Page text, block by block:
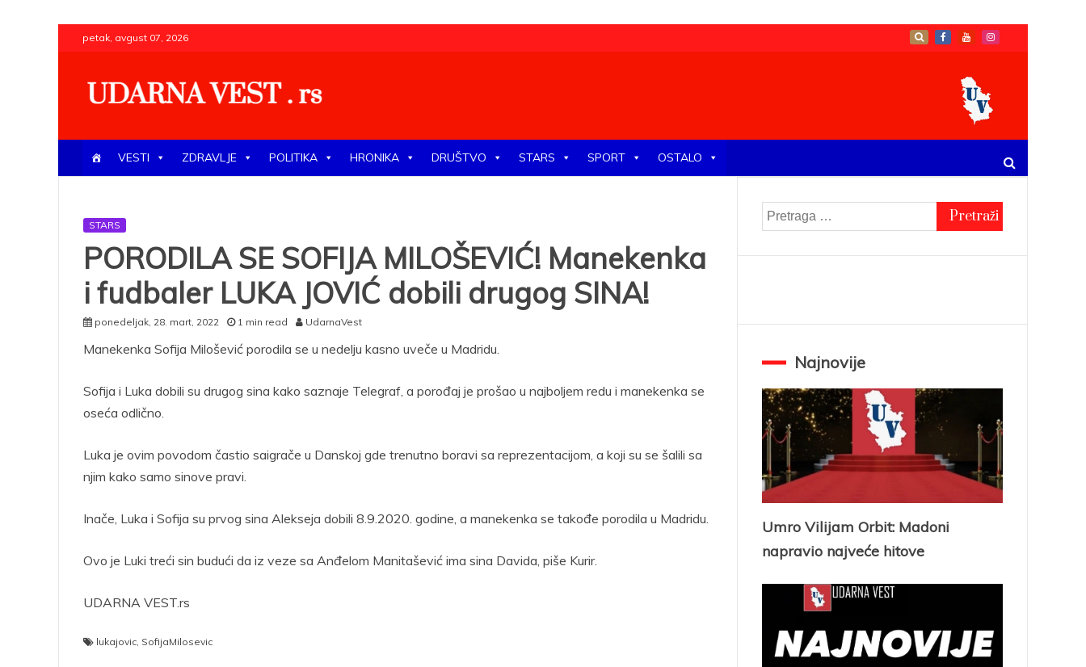
to
content
petak, avgust 07, 2026
VESTI ZDRAVLJE POLITIKA HRONIKA DRUŠTVO STARS SPORT OSTALO
STARS
PORODILA SE SOFIJA MILOŠEVIĆ! Manekenka
i fudbaler LUKA JOVIĆ dobili drugog SINA!
ponedeljak, 28. mart, 2022 1 min read UdarnaVest
Manekenka Sofija Milošević porodila se u nedelju kasno uveče u Madridu.
Sofija i Luka dobili su drugog sina kako saznaje Telegraf, a porođaj je prošao u najboljem redu i manekenka se
oseća odlično.
Luka je ovim povodom častio saigrače u Danskoj gde trenutno boravi sa reprezentacijom, a koji su se šalili sa
njim kako samo sinove pravi.
Inače, Luka i Sofija su prvog sina Alekseja dobili 8.9.2020. godine, a manekenka se takođe porodila u Madridu.
Ovo je Luki treći sin budući da iz veze sa Anđelom Manitašević ima sina Davida, piše Kurir.
UDARNA VEST.rs
lukajovic, SofijaMilosevic
Pretraga
za:
Najnovije
Umro Vilijam Orbit: Madoni
napravio najveće hitove